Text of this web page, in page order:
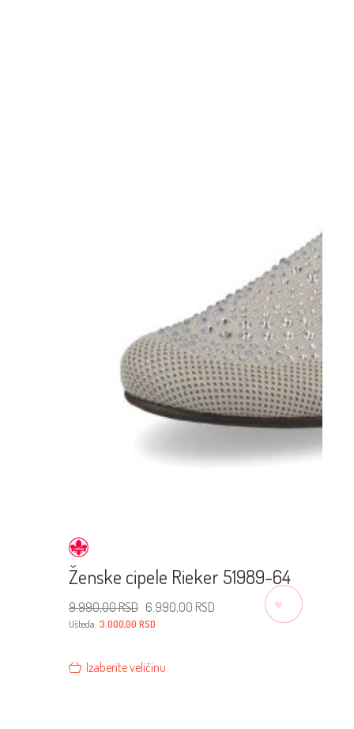
Ženske cipele Rieker 51989-64
9.990,00RSD Originalna
cena
je
bila:
9.990,00 RSD.
6.990,00 RSD
6.990,00 RSD.
Ušteda: 3.000,00 RSD
Izaberite veličinu